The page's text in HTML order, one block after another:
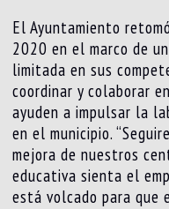
El Ayuntamiento
2020 en el marco de
limitada en sus
coordinar y colaborar
ayuden a impulsar la
en el municipio.
mejora de nuestros
educativa sienta el
está volcado para que